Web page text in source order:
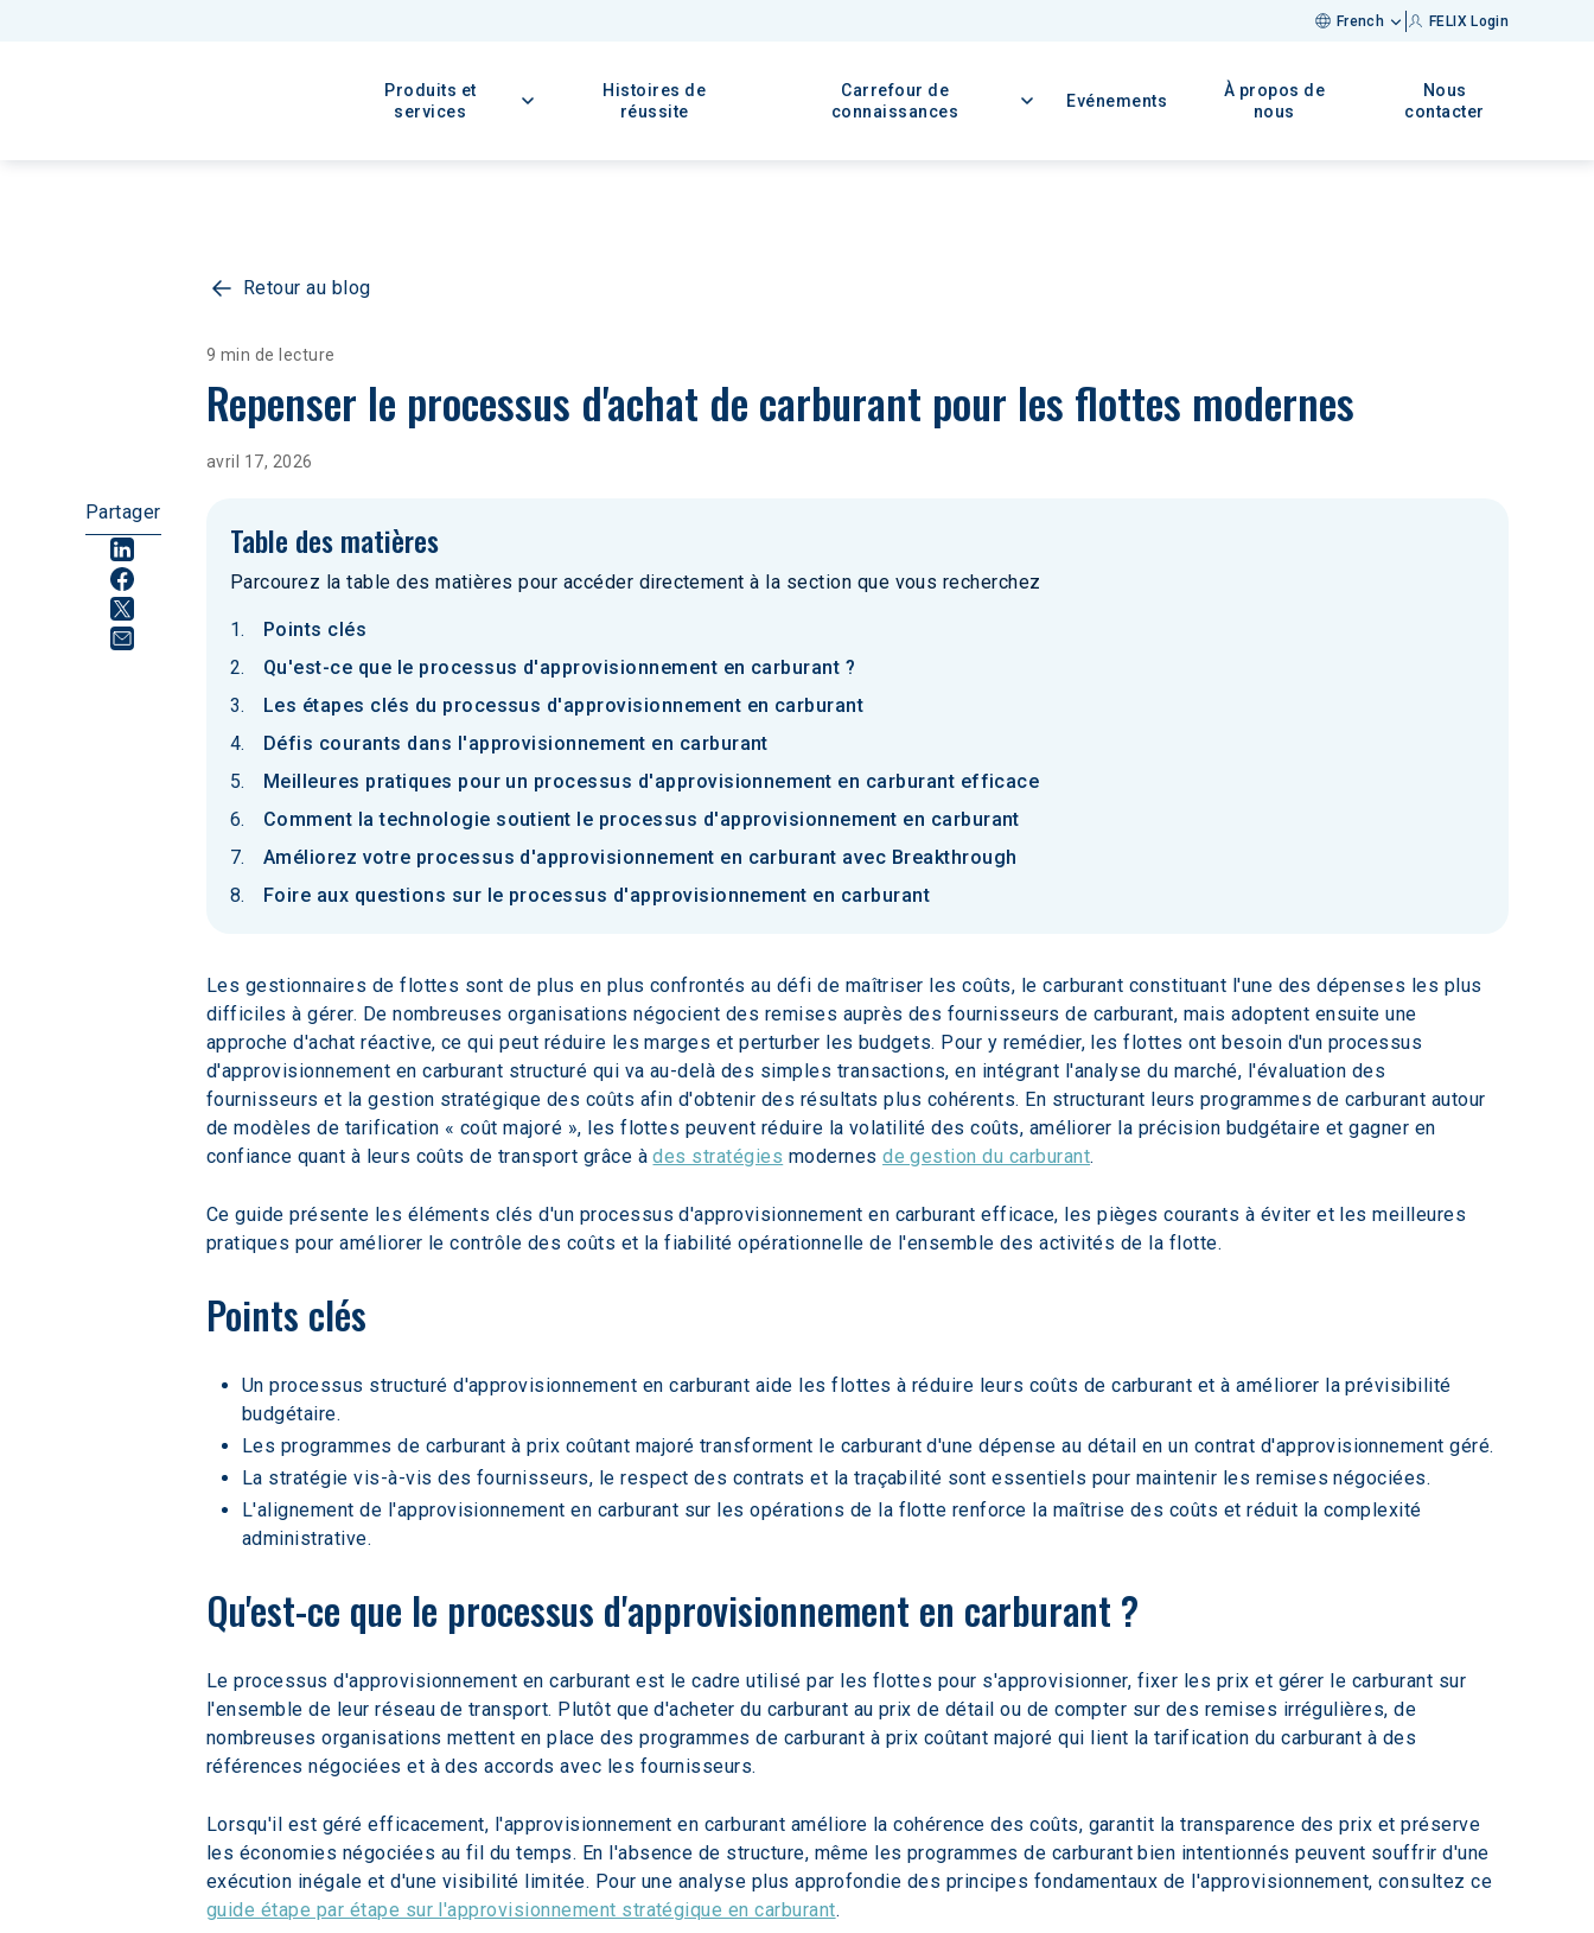
French FELIX Login
Produits et
services
Histoires de
réussite
Carrefour de
connaissances
Evénements
À propos de
nous
Nous
contacter
Retour au blog
9 min de lecture
Repenser le processus d'achat de carburant pour les flottes modernes
avril 17, 2026
Partager
Table des matières
Parcourez la table des matières pour accéder directement à la section que vous recherchez
Points clés
Qu'est-ce que le processus d'approvisionnement en carburant ?
Les étapes clés du processus d'approvisionnement en carburant
Défis courants dans l'approvisionnement en carburant
Meilleures pratiques pour un processus d'approvisionnement en carburant efficace
Comment la technologie soutient le processus d'approvisionnement en carburant
Améliorez votre processus d'approvisionnement en carburant avec Breakthrough
Foire aux questions sur le processus d'approvisionnement en carburant
Les gestionnaires de flottes sont de plus en plus confrontés au défi de maîtriser les coûts, le carburant constituant l'une des dépenses les plus
difficiles à gérer. De nombreuses organisations négocient des remises auprès des fournisseurs de carburant, mais adoptent ensuite une
approche d'achat réactive, ce qui peut réduire les marges et perturber les budgets. Pour y remédier, les flottes ont besoin d'un processus
d'approvisionnement en carburant structuré qui va au-delà des simples transactions, en intégrant l'analyse du marché, l'évaluation des
fournisseurs et la gestion stratégique des coûts afin d'obtenir des résultats plus cohérents. En structurant leurs programmes de carburant autour
de modèles de tarification « coût majoré », les flottes peuvent réduire la volatilité des coûts, améliorer la précision budgétaire et gagner en
confiance quant à leurs coûts de transport grâce à des stratégies modernes de gestion du carburant.
Ce guide présente les éléments clés d'un processus d'approvisionnement en carburant efficace, les pièges courants à éviter et les meilleures
pratiques pour améliorer le contrôle des coûts et la fiabilité opérationnelle de l'ensemble des activités de la flotte.
Points clés
Un processus structuré d'approvisionnement en carburant aide les flottes à réduire leurs coûts de carburant et à améliorer la prévisibilité
budgétaire.
Les programmes de carburant à prix coûtant majoré transforment le carburant d'une dépense au détail en un contrat d'approvisionnement géré.
La stratégie vis-à-vis des fournisseurs, le respect des contrats et la traçabilité sont essentiels pour maintenir les remises négociées.
L'alignement de l'approvisionnement en carburant sur les opérations de la flotte renforce la maîtrise des coûts et réduit la complexité
administrative.
Qu'est-ce que le processus d'approvisionnement en carburant ?
Le processus d'approvisionnement en carburant est le cadre utilisé par les flottes pour s'approvisionner, fixer les prix et gérer le carburant sur
l'ensemble de leur réseau de transport. Plutôt que d'acheter du carburant au prix de détail ou de compter sur des remises irrégulières, de
nombreuses organisations mettent en place des programmes de carburant à prix coûtant majoré qui lient la tarification du carburant à des
références négociées et à des accords avec les fournisseurs.
Lorsqu'il est géré efficacement, l'approvisionnement en carburant améliore la cohérence des coûts, garantit la transparence des prix et préserve
les économies négociées au fil du temps. En l'absence de structure, même les programmes de carburant bien intentionnés peuvent souffrir d'une
exécution inégale et d'une visibilité limitée. Pour une analyse plus approfondie des principes fondamentaux de l'approvisionnement, consultez ce
guide étape par étape sur l'approvisionnement stratégique en carburant.